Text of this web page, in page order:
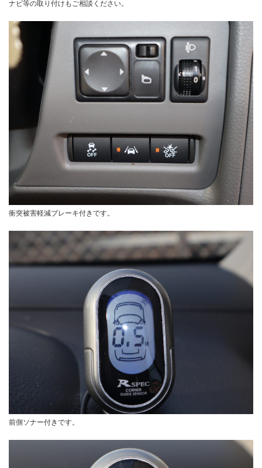
ナビ等の取り付けもご相談ください。
衝突被害軽減ブレーキ付きです。
前側ソナー付きです。